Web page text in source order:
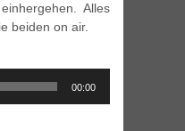
Alles
beiden on air.
00:00